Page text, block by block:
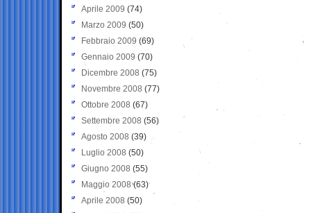
Aprile 2009 (74)
Marzo 2009 (50)
Febbraio 2009 (69)
Gennaio 2009 (70)
Dicembre 2008 (75)
Novembre 2008 (77)
Ottobre 2008 (67)
Settembre 2008 (56)
Agosto 2008 (39)
Luglio 2008 (50)
Giugno 2008 (55)
Maggio 2008(63)
Aprile 2008 (50)